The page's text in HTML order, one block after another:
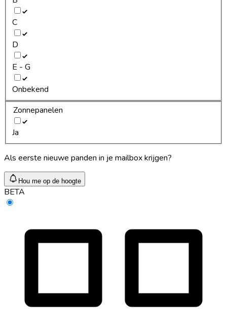
C
D
E - G
Onbekend
Zonnepanelen
Ja
Als eerste nieuwe panden in je mailbox krijgen?
Hou me op de hoogte
BETA